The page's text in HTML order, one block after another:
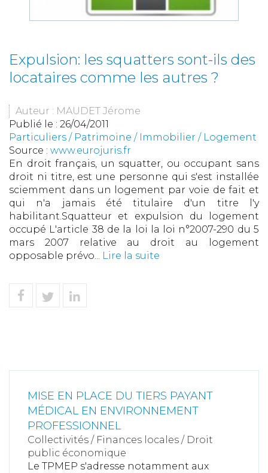
Expulsion: les squatters sont-ils des
locataires comme les autres ?
Auteur : MAUDET Jérome
Publié le : 26/04/2011
Particuliers / Patrimoine / Immobilier / Logement
Source : www.eurojuris.fr
En droit français, un squatter, ou occupant sans
droit ni titre, est une personne qui s'est installée
sciemment dans un logement par voie de fait et
qui n'a jamais été titulaire d'un titre l'y
habilitant.Squatteur et expulsion du logement
occupé L'article 38 de la loi la loi n°2007-290 du 5
mars 2007 relative au droit au logement
opposable prévo... Lire la suite
MISE EN PLACE DU TIERS PAYANT
MÉDICAL EN ENVIRONNEMENT
PROFESSIONNEL
Collectivités / Finances locales / Droit
public économique
Le TPMEP s'adresse notamment aux